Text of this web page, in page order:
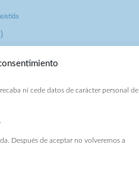
ni cede datos de carácter personal de
Después de aceptar no volveremos a